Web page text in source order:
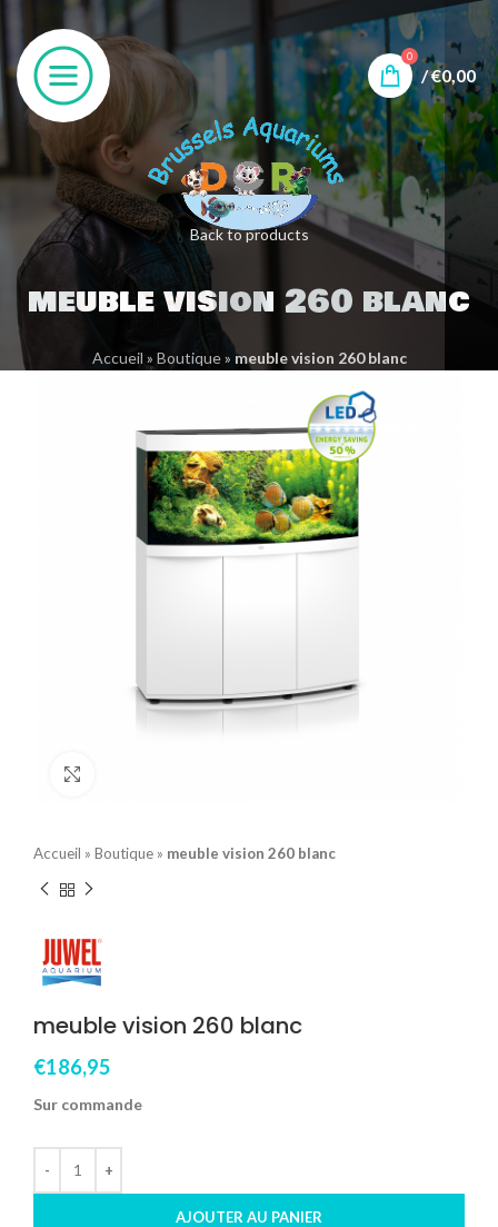
0
/€0,00
Back to products
meuble vision 260 blanc
Accueil » Boutique» meuble vision 260 blanc
Accueil » Boutique » meuble vision 260 blanc
meuble vision 260 blanc
€186,95
Sur commande
AJOUTER AU PANIER